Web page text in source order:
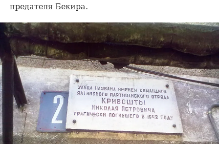
предателя Бекира.